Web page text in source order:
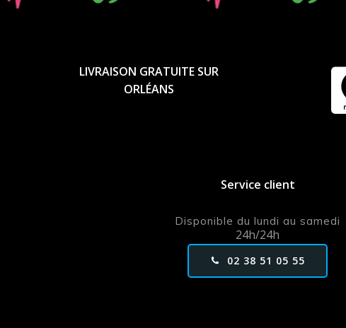
LIVRAISON GRATUITE SUR
ORLÉANS
Service client
Disponible du lundi au samedi
24h/24h
02 38 51 05 55